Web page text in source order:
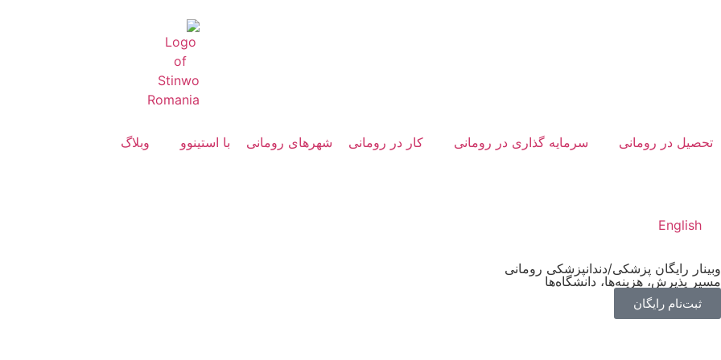
تحصیل در رومانی سرمایه گذاری در رومانی کار در رومانی شهرهای رومانی با استینوو وبلاگ
English
وبینار رایگان پزشکی/دندانپزشکی رومانی
مسیر پذیرش، هزینه‌ها، دانشگاه‌ها
ثبت‌نام رایگان